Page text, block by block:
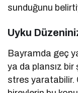
sunduğunu
Uyku
Bayramda geç
ya da plansız
stres yaratabilir.